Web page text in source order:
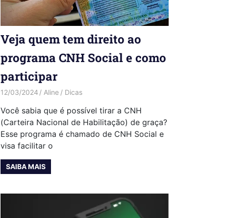
Veja quem tem direito ao
programa CNH Social e como
participar
12/03/2024 Aline Dicas
Você sabia que é possível tirar a CNH
(Carteira Nacional de Habilitação) de graça?
Esse programa é chamado de CNH Social e
visa facilitar o
SAIBA MAIS